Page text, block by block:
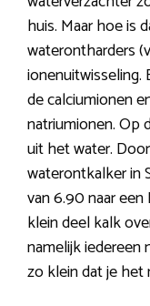
huis. Maar hoe is
waterontharders
de calciumionen
natriumionen. Op
uit het water.
waterontkalker in
van 6.90 naar een
klein deel kalk
namelijk iedereen
zo klein dat je het